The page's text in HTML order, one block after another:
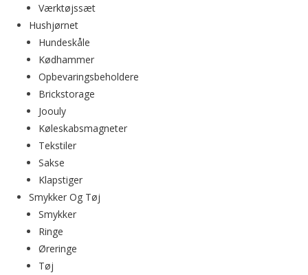
Værktøjssæt
Hushjørnet
Hundeskåle
Kødhammer
Opbevaringsbeholdere
Brickstorage
Joouly
Køleskabsmagneter
Tekstiler
Sakse
Klapstiger
Smykker Og Tøj
Smykker
Ringe
Øreringe
Tøj